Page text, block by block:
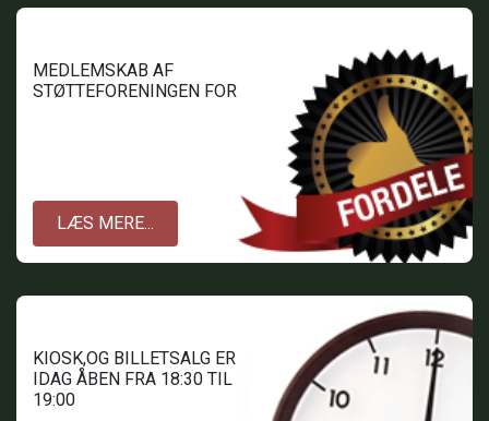
MEDLEMSKAB AF
STØTTEFORENINGEN FOR
LÆS MERE...
KIOSK,OG BILLETSALG ER
IDAG ÅBEN FRA 18:30 TIL
19:00